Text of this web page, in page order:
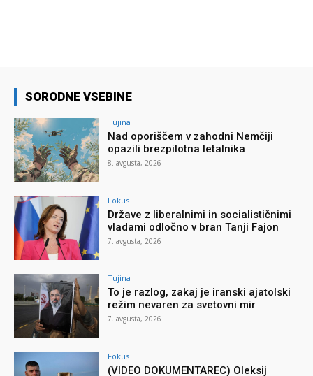
SORODNE VSEBINE
Tujina
Nad oporiščem v zahodni Nemčiji
opazili brezpilotna letalnika
8. avgusta, 2026
Fokus
Države z liberalnimi in socialističnimi
vladami odločno v bran Tanji Fajon
7. avgusta, 2026
Tujina
To je razlog, zakaj je iranski ajatolski
režim nevaren za svetovni mir
7. avgusta, 2026
Fokus
(VIDEO DOKUMENTAREC) Oleksij